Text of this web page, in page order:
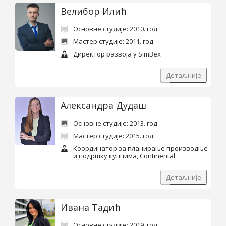
Велибор Илић
Основне студије: 2010. год.
Мастер студије: 2011. год.
Директор развоја у SimBex
Детаљније
Александра Дудаш
Основне студије: 2013. год.
Мастер студије: 2015. год.
Координатор за планирање производње
и подршку купцима, Continental
Детаљније
Ивана Тадић